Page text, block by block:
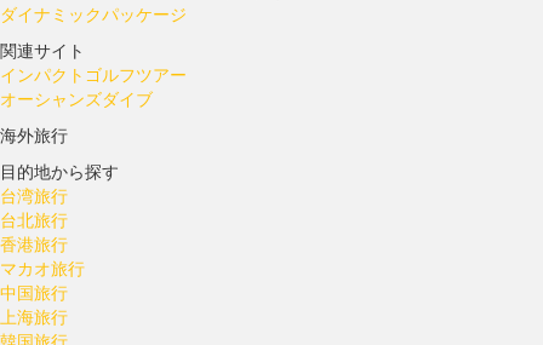
ダイナミックパッケージ
関連サイト
インパクトゴルフツアー
オーシャンズダイブ
海外旅行
目的地から探す
台湾旅行
台北旅行
香港旅行
マカオ旅行
中国旅行
上海旅行